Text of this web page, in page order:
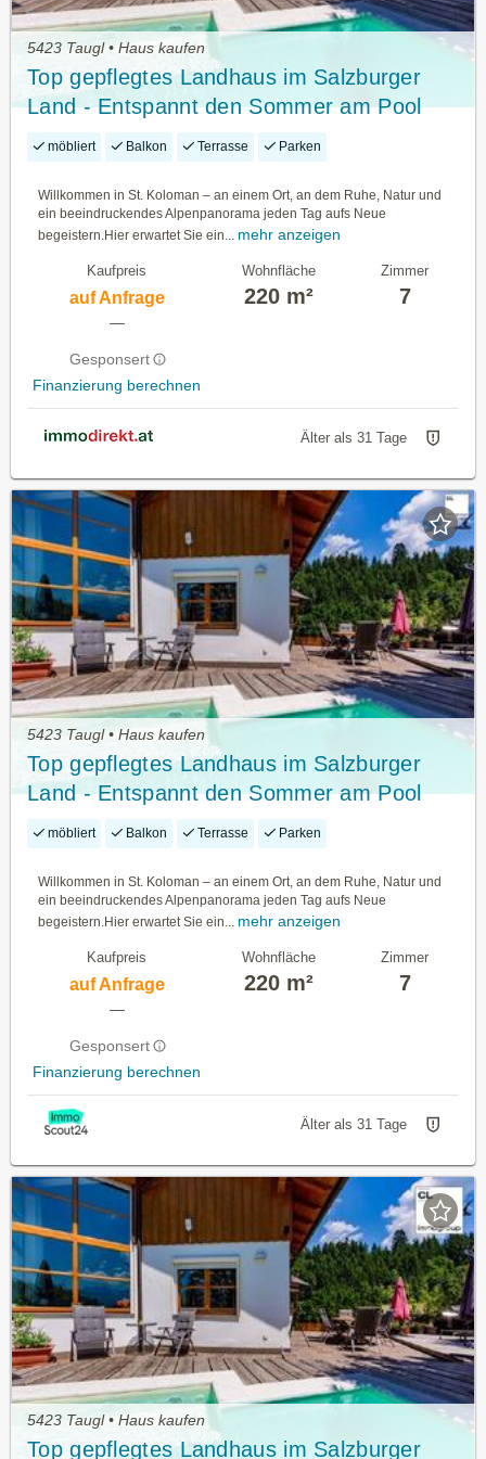
5423 Taugl • Haus kaufen
Top gepflegtes Landhaus im Salzburger
Land - Entspannt den Sommer am Pool
genießen...
möbliert Balkon Terrasse Parken
Willkommen in St. Koloman – an einem Ort, an dem Ruhe, Natur und
ein beeindruckendes Alpenpanorama jeden Tag aufs Neue
begeistern.Hier erwartet Sie ein... mehr anzeigen
Kaufpreis
auf Anfrage
—
Gesponsert
Finanzierung berechnen
Wohnfläche
220 m²
Zimmer
7
Älter als 31 Tage
5423 Taugl • Haus kaufen
Top gepflegtes Landhaus im Salzburger
Land - Entspannt den Sommer am Pool
genießen...
möbliert Balkon Terrasse Parken
Willkommen in St. Koloman – an einem Ort, an dem Ruhe, Natur und
ein beeindruckendes Alpenpanorama jeden Tag aufs Neue
begeistern.Hier erwartet Sie ein...
mehr anzeigen
Kaufpreis
auf Anfrage
—
Gesponsert
Finanzierung berechnen
Wohnfläche
220 m²
Zimmer
7
Älter als 31 Tage
5423 Taugl • Haus kaufen
Top gepflegtes Landhaus im Salzburger